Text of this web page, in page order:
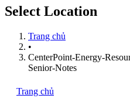
Select Location
Trang chủ
•
CenterPoint-Energy-
Senior-Notes
Trang chủ